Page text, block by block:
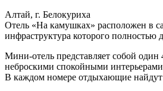
Алтай, г. Белокуриха
Отель «На камушках» расположен в
инфраструктура которого полностью
Мини-отель представляет собой
неброскими спокойными
В каждом номере отдыхающие найдут